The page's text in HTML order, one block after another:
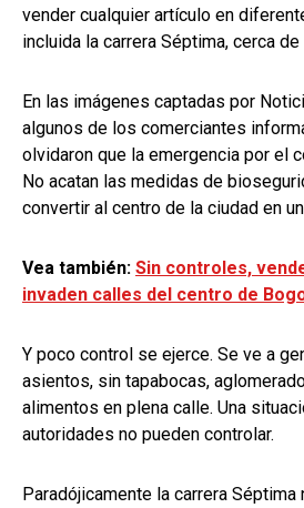
vender cualquier artículo en
incluida la carrera Séptima, cerca
En las imágenes captadas por
algunos de los comerciantes
olvidaron que la emergencia por el
No acatan las medidas de
convertir al centro de la ciudad en
Vea también: Sin controles,
invaden calles del centro de
Y poco control se ejerce. Se ve a
asientos, sin tapabocas,
alimentos en plena calle. Una
autoridades no pueden controlar.
Paradójicamente la carrera